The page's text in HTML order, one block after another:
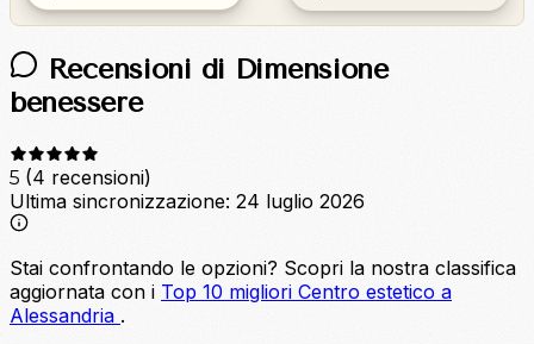
Recensioni di Dimensione
benessere
5 (4 recensioni)
Ultima sincronizzazione: 24 luglio 2026
Stai confrontando le opzioni? Scopri la nostra classifica
aggiornata con i Top 10 migliori Centro estetico a
Alessandria .